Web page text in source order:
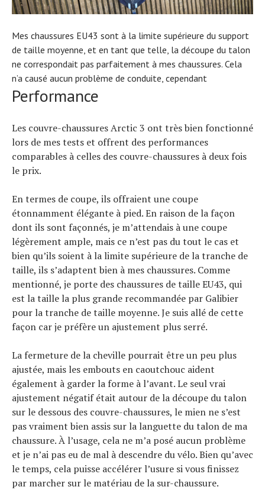
Mes chaussures EU43 sont à la limite supérieure du support
de taille moyenne, et en tant que telle, la découpe du talon
ne correspondait pas parfaitement à mes chaussures. Cela
n’a causé aucun problème de conduite, cependant
Performance
Les couvre-chaussures Arctic 3 ont très bien fonctionné
lors de mes tests et offrent des performances
comparables à celles des couvre-chaussures à deux fois
le prix.
En termes de coupe, ils offraient une coupe
étonnamment élégante à pied. En raison de la façon
dont ils sont façonnés, je m’attendais à une coupe
légèrement ample, mais ce n’est pas du tout le cas et
bien qu’ils soient à la limite supérieure de la tranche de
taille, ils s’adaptent bien à mes chaussures. Comme
mentionné, je porte des chaussures de taille EU43, qui
est la taille la plus grande recommandée par Galibier
pour la tranche de taille moyenne. Je suis allé de cette
façon car je préfère un ajustement plus serré.
La fermeture de la cheville pourrait être un peu plus
ajustée, mais les embouts en caoutchouc aident
également à garder la forme à l’avant. Le seul vrai
ajustement négatif était autour de la découpe du talon
sur le dessous des couvre-chaussures, le mien ne s’est
pas vraiment bien assis sur la languette du talon de ma
chaussure. À l’usage, cela ne m’a posé aucun problème
et je n’ai pas eu de mal à descendre du vélo. Bien qu’avec
le temps, cela puisse accélérer l’usure si vous finissez
par marcher sur le matériau de la sur-chaussure.